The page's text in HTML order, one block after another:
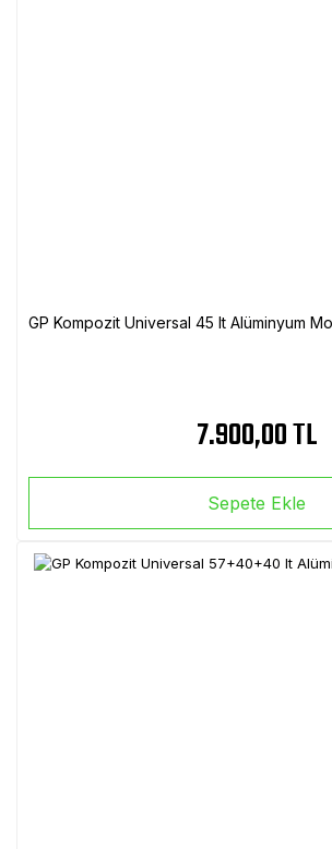
GP Kompozit Universal 45 lt Alüminyum
7.900,00 TL
Sepete Ekle